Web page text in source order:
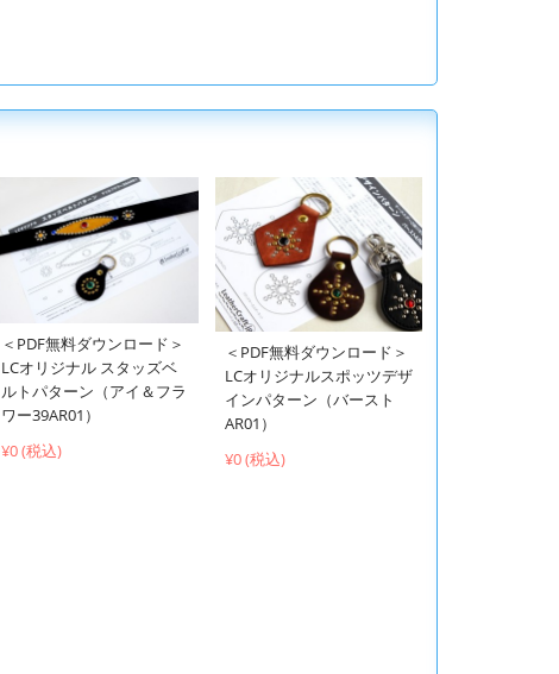
＜PDF無料ダウンロード＞
LCオリジナル スタッズベ
ルトパターン（アイ＆フラ
ワー39AR01）
¥0 (税込)
＜PDF無料ダウンロード＞
LCオリジナルスポッツデザ
インパターン（バースト
AR01）
¥0 (税込)